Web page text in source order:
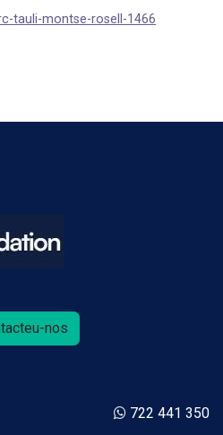
tauli-montse-rosell-1466
nos
722 441 350